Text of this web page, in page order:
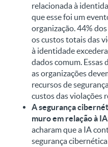
relacionada à
que esse foi um
organização. 44%
os custos totais das
à identidade
dados comum. Essas
as organizações
recursos de
custos das violações
A segurança
muro em relação à
acharam que a IA
segurança